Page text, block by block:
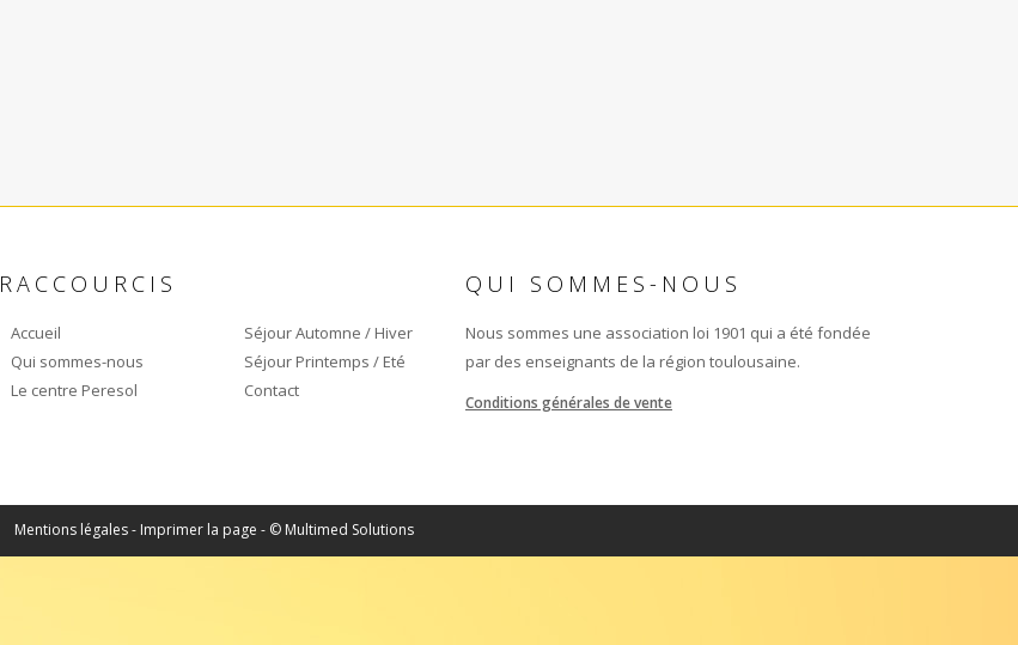
RACCOURCIS
Accueil
Qui sommes-nous
Le centre Peresol
Séjour Automne / Hiver
Séjour Printemps / Eté
Contact
QUI SOMMES-NOUS
Nous sommes une association loi 1901 qui a été fondée
par des enseignants de la région toulousaine.
Conditions générales de vente
Mentions légales- Imprimer la page - © Multimed Solutions